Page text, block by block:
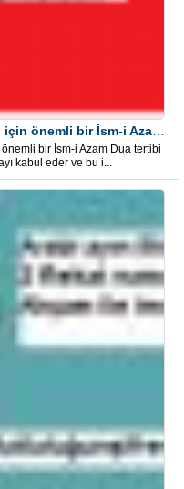
bir İsm-i Azam Dua tertibi
kabul eder ve bu i...